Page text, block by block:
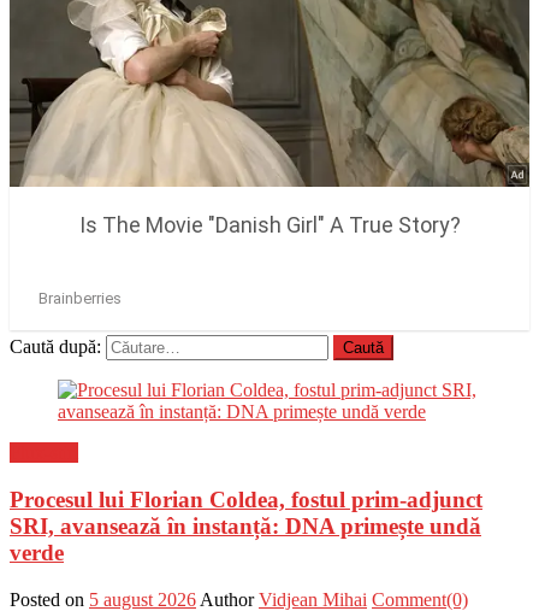
Caută după:
Procesul lui Florian Coldea, fostul prim-adjunct
SRI, avansează în instanță: DNA primește undă
verde
Posted on 5 august 2026 Author Vidjean Mihai Comment(0)